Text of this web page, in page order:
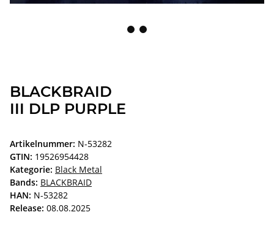
BLACKBRAID
III DLP PURPLE
Artikelnummer: N-53282
GTIN: 19526954428
Kategorie: Black Metal
Bands: BLACKBRAID
HAN: N-53282
Release: 08.08.2025